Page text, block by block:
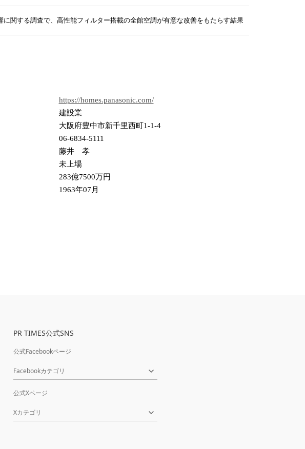
関する調査で、高性能フィルター搭載の全館空調が有意な改善をもたらす結果を検証
https://homes.panasonic.com/
建設業
大阪府豊中市新千里西町1-1-4
06-6834-5111
藤井 孝
未上場
283億7500万円
1963年07月
PR TIMES公式SNS
公式Facebookページ
Facebookカテゴリ
公式Xページ
Xカテゴリ